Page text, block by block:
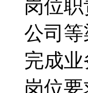
岗位
公司
完成
岗位